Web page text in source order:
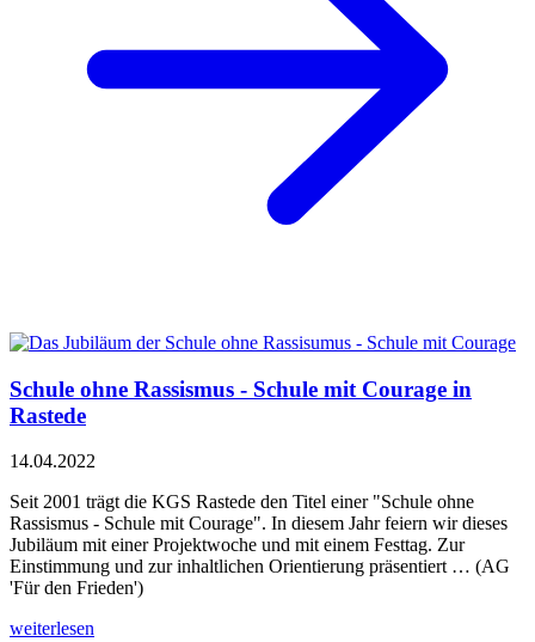
Schule ohne Rassismus - Schule mit Courage in
Rastede
14.04.2022
Seit 2001 trägt die KGS Rastede den Titel einer "Schule ohne
Rassismus - Schule mit Courage". In diesem Jahr feiern wir dieses
Jubiläum mit einer Projektwoche und mit einem Festtag. Zur
Einstimmung und zur inhaltlichen Orientierung präsentiert … (AG
'Für den Frieden')
weiterlesen